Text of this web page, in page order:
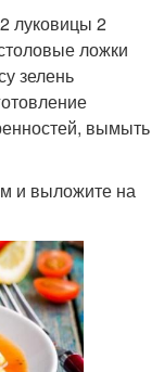
луковицы 2
ложки
зелень
вымыть
и выложите на